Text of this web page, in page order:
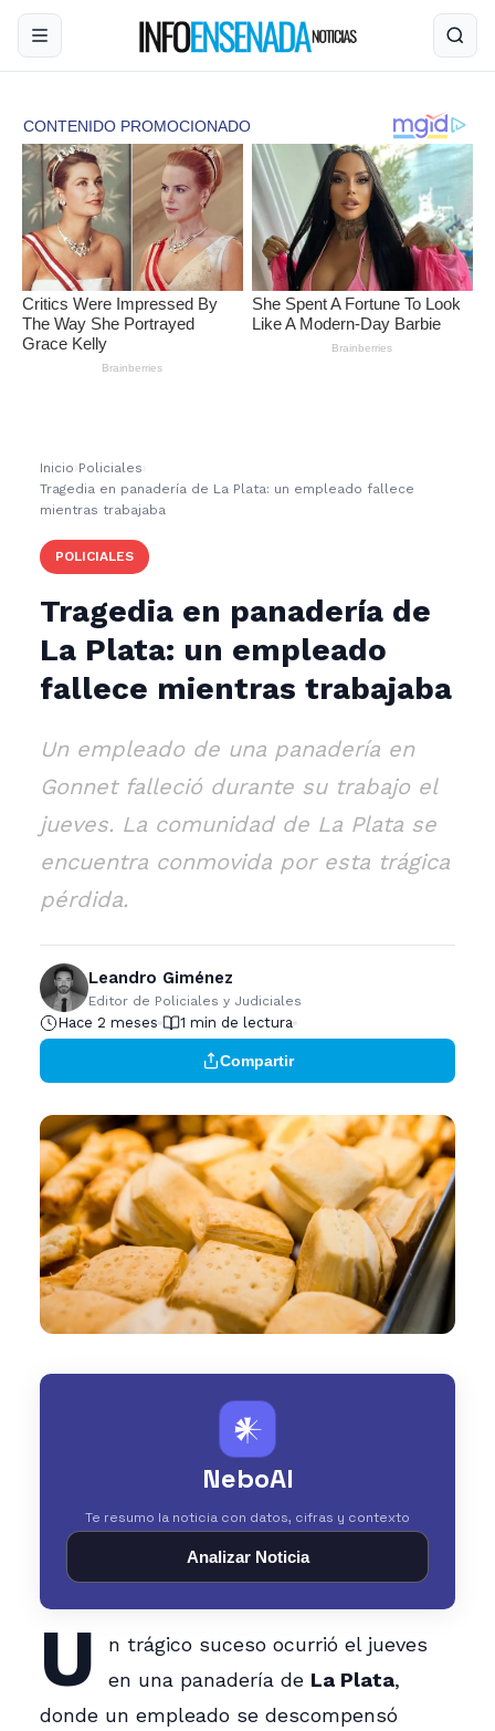
Inicio ›Policiales ›
Tragedia en panadería de La Plata: un empleado fallece
mientras trabajaba
POLICIALES
Tragedia en panadería de
La Plata: un empleado
fallece mientras trabajaba
Un empleado de una panadería en
Gonnet falleció durante su trabajo el
jueves. La comunidad de La Plata se
encuentra conmovida por esta trágica
pérdida.
Leandro Giménez
Editor de Policiales y Judiciales
Hace 2 meses 1 min de lectura
Compartir
𒀭
NeboAI
Te resumo la noticia con datos, cifras y contexto
Analizar Noticia
U
n trágico suceso ocurrió el jueves
en una panadería de La Plata,
donde un empleado se descompensó